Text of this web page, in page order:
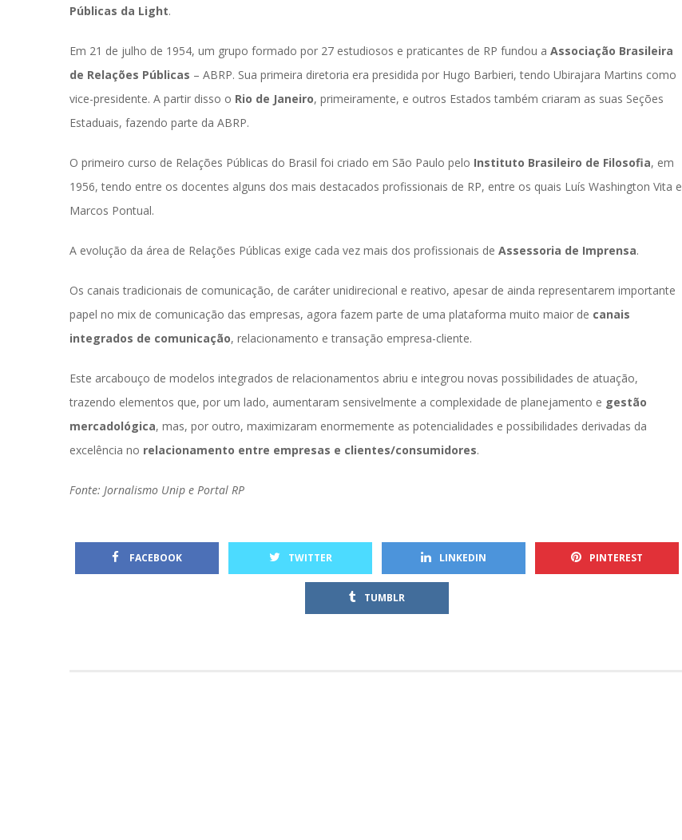
Públicas da Light.
Em 21 de julho de 1954, um grupo formado por 27 estudiosos e praticantes de RP fundou a Associação Brasileira
de Relações Pública – ABRP. Sua primeira diretoria era presidida por Hugo Barbieri, tendo Ubirajara Martins como
vice-presidente. A partir disso o Rio de Janeiro, primeiramente, e outros Estados também criaram as suas Seções
Estaduais, fazendo parte da ABRP.
O primeiro curso de Relações Públicas do Brasil foi criado em São Paulo pelo Instituto Brasileiro de Filosofia, em
1956, tendo entre os docentes alguns dos mais destacados profissionais de RP, entre os quais Luís Washington Vita e
Marcos Pontual.
A evolução da área de Relações Públicas exige cada vez mais dos profissionais de Assessoria de Imprensa.
Os canais tradicionais de comunicação, de caráter unidirecional e reativo, apesar de ainda representarem importante
papel no mix de comunicação das empresas, agora fazem parte de uma plataforma muito maior de canais
integrados de comunicação, relacionamento e transação empresa-cliente.
Este arcabouço de modelos integrados de relacionamentos abriu e integrou novas possibilidades de atuação,
trazendo elementos que, por um lado, aumentaram sensivelmente a complexidade de planejamento e gestão
mercadológica, mas, por outro, maximizaram enormemente as potencialidades e possibilidades derivadas da
excelência no relacionamento entre empresas e clientes/consumidore.
Fonte: Jornalismo Unip e Portal RP
FACEBOOK TWITTER LINKEDIN PINTEREST
TUMBLR